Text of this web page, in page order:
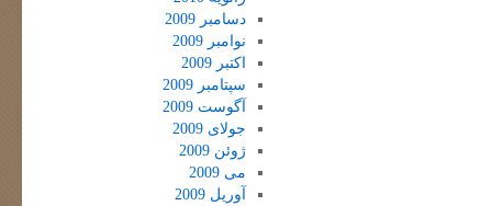
دسامبر 2009
نوامبر 2009
اکتبر 2009
سپتامبر 2009
آگوست 2009
جولای 2009
ژوئن 2009
می 2009
آوریل 2009